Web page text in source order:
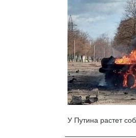
У Путина растет